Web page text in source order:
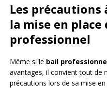
Les précautions
la mise en place
professionnel
Même si le bail
avantages, il convient tout de
précautions lors de sa mise